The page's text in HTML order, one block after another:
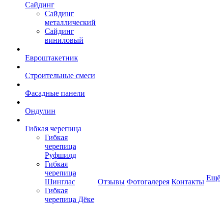
Сайдинг
Сайдинг
металлический
Сайдинг
виниловый
Евроштакетник
Строительные смеси
Фасадные панели
Ондулин
Гибкая черепица
Гибкая
черепица
Руфшилд
Гибкая
черепица
Шинглас
Гибкая
черепица Дёке
Отзывы Фотогалерея Контакты Ещё